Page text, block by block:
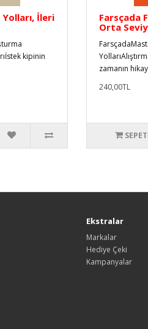
İleri
kipinin
Farsçada
Orta
zamanın
240,00TL
Ekstralar
Markalar
Hediye Çeki
Kampanyalar